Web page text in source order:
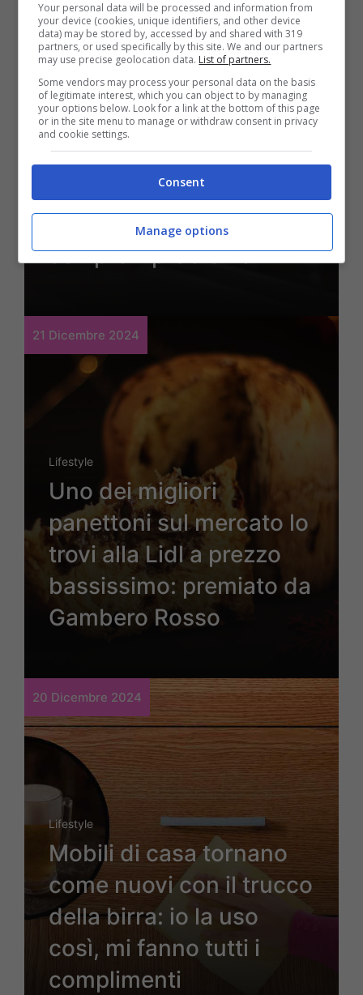
Lifestyle
Forno incrostato, puoi
dire addio ai prodotti
chimici: ti basta un
gesto per eliminare per
sempre il problema
21 Dicembre 2024
Lifestyle
Uno dei migliori
panettoni sul mercato lo
trovi alla Lidl a prezzo
bassissimo: premiato da
Gambero Rosso
20 Dicembre 2024
Lifestyle
Mobili di casa tornano
come nuovi con il trucco
della birra: io la uso
così, mi fanno tutti i
complimenti
Your personal data will be processed and information from
your device (cookies, unique identifiers, and other device
data) may be stored by, accessed by and shared with 319
partners, or used specifically by this site. We and our partners
may use precise geolocation data. List of partners.
Some vendors may process your personal data on the basis
of legitimate interest, which you can object to by managing
your options below. Look for a link at the bottom of this page
or in the site menu to manage or withdraw consent in privacy
and cookie settings.
Consent
Manage options